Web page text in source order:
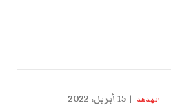
الهدهد 15 أبريل، 2022